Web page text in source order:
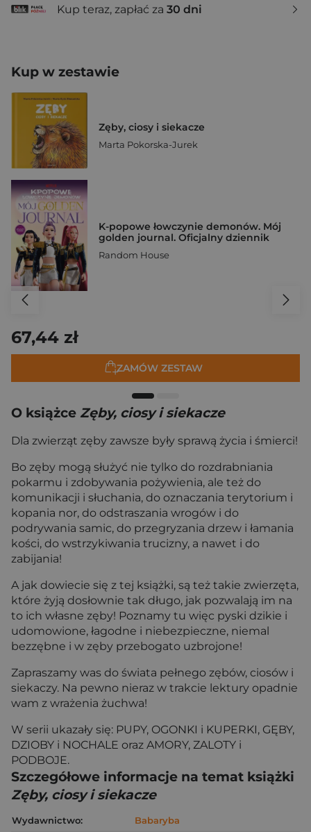
Kup teraz, zapłać za 30 dni
Kup w zestawie
Zęby, ciosy i siekacze
Marta Pokorska-Jurek
K-popowe łowczynie demonów. Mój
golden journal. Oficjalny dziennik
Random House
67,44 zł
ZAMÓW ZESTAW
O książce Zęby, ciosy i siekacze
Dla zwierząt zęby zawsze były sprawą życia i śmierci!
Bo zęby mogą służyć nie tylko do rozdrabniania
pokarmu i zdobywania pożywienia, ale też do
komunikacji i słuchania, do oznaczania terytorium i
kopania nor, do odstraszania wrogów i do
podrywania samic, do przegryzania drzew i łamania
kości, do wstrzykiwania trucizny, a nawet i do
zabijania!
A jak dowiecie się z tej książki, są też takie zwierzęta,
które żyją dosłownie tak długo, jak pozwalają im na
to ich własne zęby! Poznamy tu więc pyski dzikie i
udomowione, łagodne i niebezpieczne, niemal
bezzębne i w zęby przebogato uzbrojone!
Zapraszamy was do świata pełnego zębów, ciosów i
siekaczy. Na pewno nieraz w trakcie lektury opadnie
wam z wrażenia żuchwa!
W serii ukazały się: PUPY, OGONKI i KUPERKI, GĘBY,
DZIOBY i NOCHALE oraz AMORY, ZALOTY i
PODBOJE.
Szczegółowe informacje na temat książki
Zęby, ciosy i siekacze
Wydawnictwo:
Babaryba